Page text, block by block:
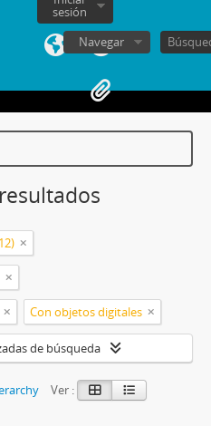
sesión
Navegar
Con objetos digitales
de búsqueda
Ver :